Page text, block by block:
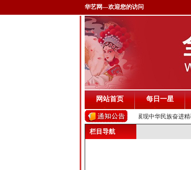
华艺网—欢迎您的访问
网站首页 每日一星
·歌曲《江山如画》唱响祖国壮丽山河 展现中华民族奋进精神
栏目导航